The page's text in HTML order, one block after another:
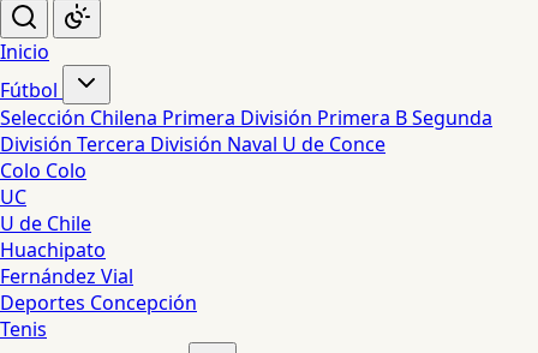
Inicio
Fútbol
Selección Chilena Primera División Primera BSegunda
División Tercera División Naval U de Conce
Colo Colo
UC
U de Chile
Huachipato
Fernández Vial
Deportes Concepción
Tenis